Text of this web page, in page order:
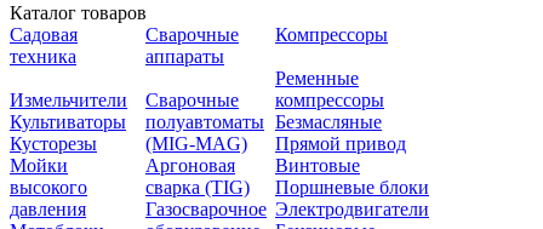
Каталог товаров
Садовая
техника
Измельчители
Культиваторы
Кусторезы
Мойки
высокого
давления
Сварочные
аппараты
Сварочные
полуавтоматы
(MIG-MAG)
Аргоновая
сварка (TIG)
Газосварочное
Компрессоры
Ременные
компрессоры
Безмасляные
Прямой привод
Винтовые
Поршневые блоки
Электродвигатели